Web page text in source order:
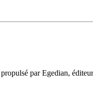
par Egedian,